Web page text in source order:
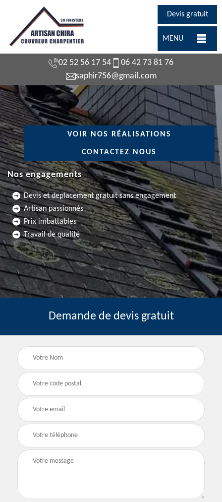
Devis gratuit
MENU
02 52 56 17 54
06 42 73 81 76
saphir756@gmail.com
VOIR NOS RÉALISATIONS
CONTACTEZ NOUS
Nos engagements
Devis et deplacement gratuit sans engagement
Artisan passionnés
Prix imbattables
Travail de qualité
Demande de devis gratuit